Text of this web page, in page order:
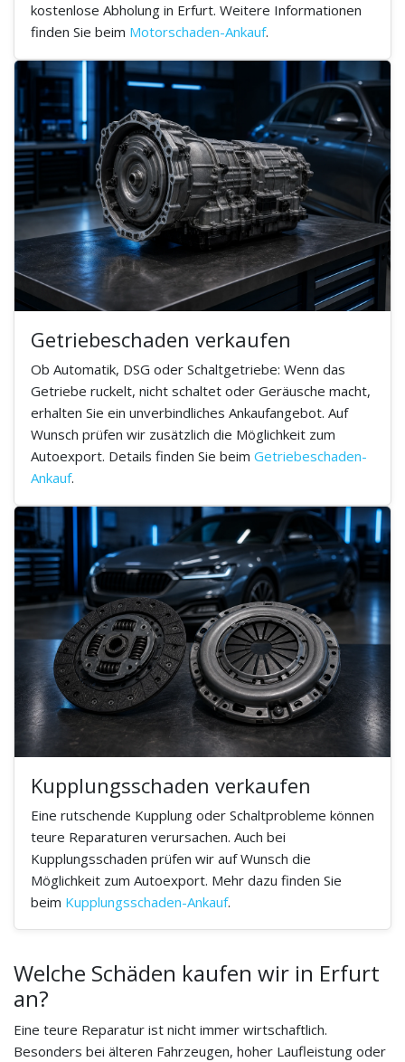
kostenlose Abholung in Erfurt. Weitere Informationen
finden Sie beim Motorschaden-Ankauf.
Getriebeschaden verkaufen
Ob Automatik, DSG oder Schaltgetriebe: Wenn das
Getriebe ruckelt, nicht schaltet oder Geräusche macht,
erhalten Sie ein unverbindliches Ankaufangebot. Auf
Wunsch prüfen wir zusätzlich die Möglichkeit zum
Autoexport. Details finden Sie beim Getriebeschaden-
Ankauf.
Kupplungsschaden verkaufen
Eine rutschende Kupplung oder Schaltprobleme können
teure Reparaturen verursachen. Auch bei
Kupplungsschaden prüfen wir auf Wunsch die
Möglichkeit zum Autoexport. Mehr dazu finden Sie
beim Kupplungsschaden-Ankauf.
Welche Schäden kaufen wir in Erfurt
an?
Eine teure Reparatur ist nicht immer wirtschaftlich.
Besonders bei älteren Fahrzeugen, hoher Laufleistung oder